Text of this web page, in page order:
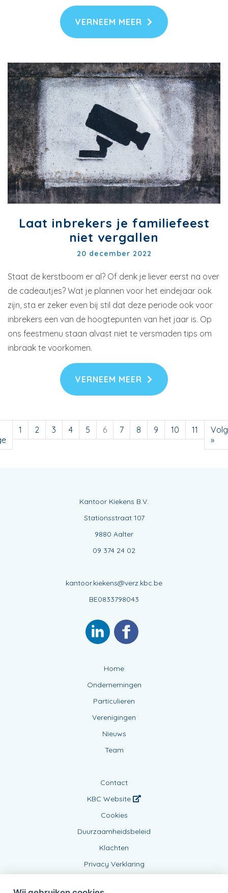
VERNEEM MEER
Laat inbrekers je familiefeest
niet vergallen
20 december 2022
Staat de kerstboom er al? Of denk je liever eerst na over
de cadeautjes? Wat je plannen voor het eindejaar ook
zijn, sta er zeker even bij stil dat deze periode ook voor
inbrekers een van de hoogtepunten van het jaar is. Op
ons feestmenu staan alvast niet te versmaden tips om
inbraak te voorkomen.
VERNEEM MEER
1 2 3 4 5 6 7 8 9 10 11
»
Kantoor Kiekens B.V.
Stationsstraat 107
9880 Aalter
09 374 24 02
kantoor.kiekens@verz.kbc.be
BE0833798043
Home
Ondernemingen
Particulieren
Verenigingen
Nieuws
Team
Contact
KBC Website
Cookies
Duurzaamheidsbeleid
Klachten
Privacy Verklaring